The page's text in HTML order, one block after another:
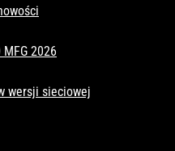
2026
wersji sieciowej